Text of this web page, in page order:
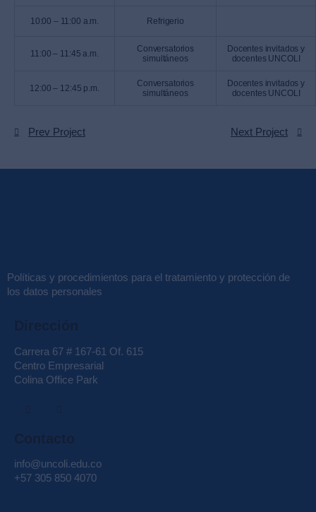
10:00 – 11:00 a.m. Refrigerio
11:00 – 11:45 a.m.
Conversatorios
simultáneos
Docentes invitados y
docentes UNCOLI
12:00 – 12:45 p.m.
Conversatorios
simultáneos
Docentes invitados y
docentes UNCOLI
Prev Project Next Project
Políticas y procedimientos para el tratamiento y protección de
los datos personales
Carrera 67 # 167-61 Of. 615
Centro Empresarial
Colina Office Park
info@uncoli.edu.co
+57 305 850 4070